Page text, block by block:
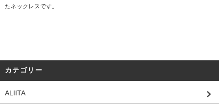
たネックレスです。
カテゴリー
ALIITA